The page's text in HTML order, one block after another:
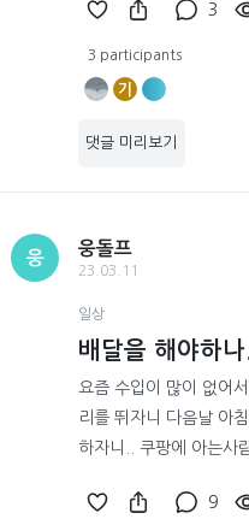
3
3 participants
기
댓글 미리보기
웅
웅돌프
23.03.11
일상
배달을 해야하
요즘 수입이 많이 없어
리를 뛰자니 다음날 아
하자니.. 쿠팡에 아는사
9